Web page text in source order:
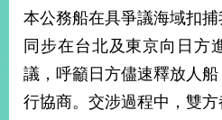
本公務船在具爭議海域扣
同步在台北及東京向日方
議，呼籲日方儘速釋放人
行協商。交涉過程中，雙